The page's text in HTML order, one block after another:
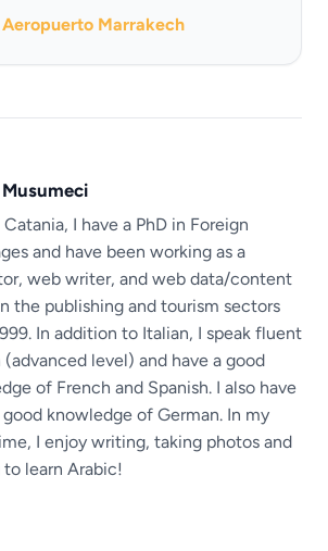
Aeropuerto Marrakech
Catania, I have a PhD in Foreign
​​and have been working as a
web writer, and web data/content
the publishing and tourism sectors
In addition to Italian, I speak fluent
(advanced level) and have a good
of French and Spanish. I also have
knowledge of German. In my
I enjoy writing, taking photos and
to learn Arabic!